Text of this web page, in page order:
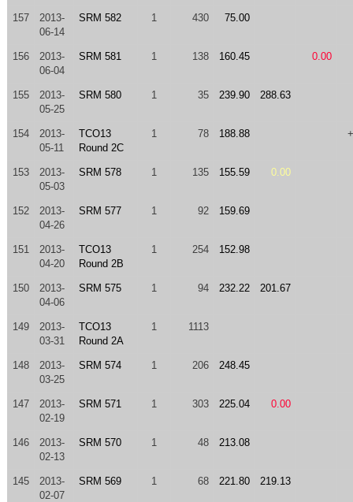
157
2013-
06-14
SRM 582 1 430 75.00
156
2013-
06-04
SRM 581 1 138 160.45 0.00
155
2013-
05-25
SRM 580 1 35 239.90 288.63
154
2013-
05-11
TCO13
Round 2C
1 78 188.88
153
2013-
05-03
SRM 578 1 135 155.59 0.00
152
2013-
04-26
SRM 577 1 92 159.69
151
2013-
04-20
TCO13
Round 2B
1 254 152.98
150
2013-
04-06
SRM 575 1 94 232.22 201.67
149
2013-
03-31
TCO13
Round 2A
1 1113
148
2013-
03-25
SRM 574 1 206 248.45
147
2013-
02-19
SRM 571 1 303 225.04 0.00
146
2013-
02-13
SRM 570 1 48 213.08
145
2013-
02-07
SRM 569 1 68 221.80 219.13